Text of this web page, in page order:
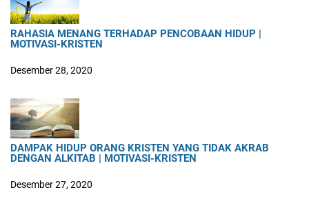
RAHASIA MENANG TERHADAP PENCOBAAN HIDUP |
MOTIVASI-KRISTEN
Desember 28, 2020
DAMPAK HIDUP ORANG KRISTEN YANG TIDAK AKRAB
DENGAN ALKITAB | MOTIVASI-KRISTEN
Desember 27, 2020